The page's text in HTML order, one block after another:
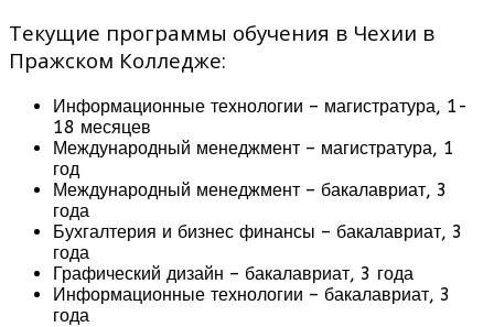
Текущие программы обучения в Чехии в
Пражском Колледже:
Информационные технологии – магистратура, 1-
18 месяцев
Международный менеджмент – магистратура, 1
год
Международный менеджмент – бакалавриат, 3
года
Бухгалтерия и бизнес финансы – бакалавриат, 3
года
Графический дизайн – бакалавриат, 3 года
Информационные технологии – бакалавриат, 3
года